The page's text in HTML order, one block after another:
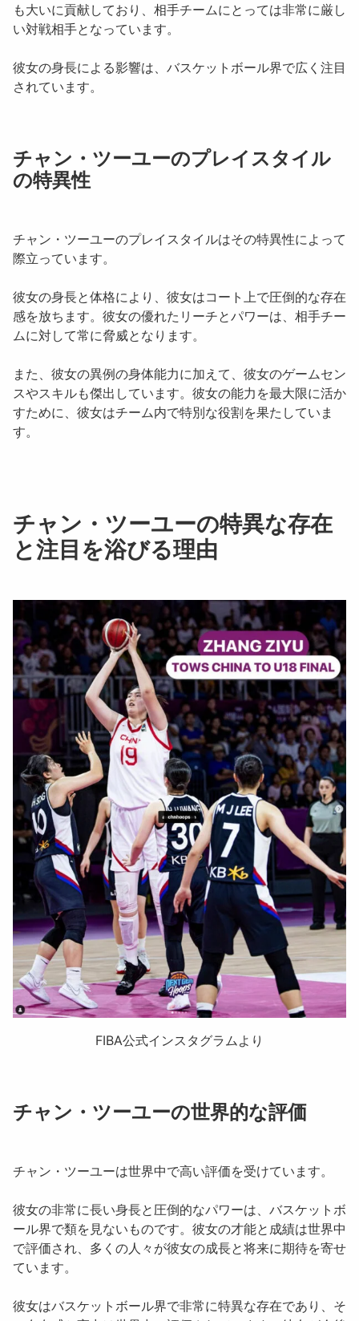
も大いに貢献しており、相手チームにとっては非常に厳し
い対戦相手となっています。
彼女の身長による影響は、バスケットボール界で広く注目
されています。
チャン・ツーユーのプレイスタイル
の特異性
チャン・ツーユーのプレイスタイルはその特異性によって
際立っています。
彼女の身長と体格により、彼女はコート上で圧倒的な存在
感を放ちます。彼女の優れたリーチとパワーは、相手チー
ムに対して常に脅威となります。
また、彼女の異例の身体能力に加えて、彼女のゲームセン
スやスキルも傑出しています。彼女の能力を最大限に活か
すために、彼女はチーム内で特別な役割を果たしていま
す。
チャン・ツーユーの特異な存在
と注目を浴びる理由
FIBA公式インスタグラムより
チャン・ツーユーの世界的な評価
チャン・ツーユーは世界中で高い評価を受けています。
彼女の非常に長い身長と圧倒的なパワーは、バスケットボ
ール界で類を見ないものです。彼女の才能と成績は世界中
で評価され、多くの人々が彼女の成長と将来に期待を寄せ
ています。
彼女はバスケットボール界で非常に特異な存在であり、そ